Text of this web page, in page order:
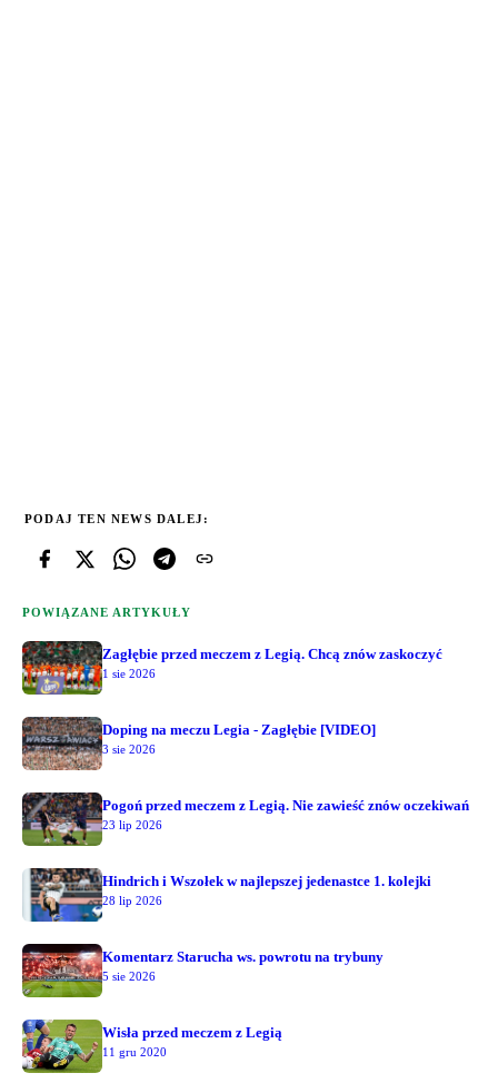
PODAJ TEN NEWS DALEJ:
POWIĄZANE ARTYKUŁY
Zagłębie przed meczem z Legią. Chcą znów zaskoczyć
1 sie 2026
Doping na meczu Legia - Zagłębie [VIDEO]
3 sie 2026
Pogoń przed meczem z Legią. Nie zawieść znów oczekiwań
23 lip 2026
Hindrich i Wszołek w najlepszej jedenastce 1. kolejki
28 lip 2026
Komentarz Starucha ws. powrotu na trybuny
5 sie 2026
Wisła przed meczem z Legią
11 gru 2020